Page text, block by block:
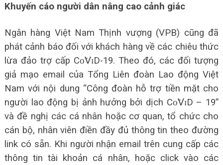
Khuyến cáo người dân nâng cao cảnh giác
Ngân hàng Việt Nam Thịnh vượng (VPB) cũng đã
phát cảnh báo đối với khách hàng về các chiêu thức
lừa đảo trợ cấp Сᴏ̃𝖵ɪD-19. Theo đó, các đối tượng
giả mạo email của Tổng Liên đoàn Lao động Việt
Nam với nội dung “Công đoàn hỗ trợ tiền mặt cho
người lao động bị ảnh hưởng bởi dịch Сᴏ̃𝖵ɪD – 19”
và đề nghị các cá nhân hoặc cơ quan, tổ chức cho
cán bộ, nhân viên điền đầy đủ thông tin theo đường
link có sẵn. Khi người nhận email trên cung cấp các
thông tin tài khoản cá nhân, hoặc click vào các